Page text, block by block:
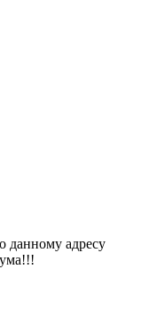
данному адресу